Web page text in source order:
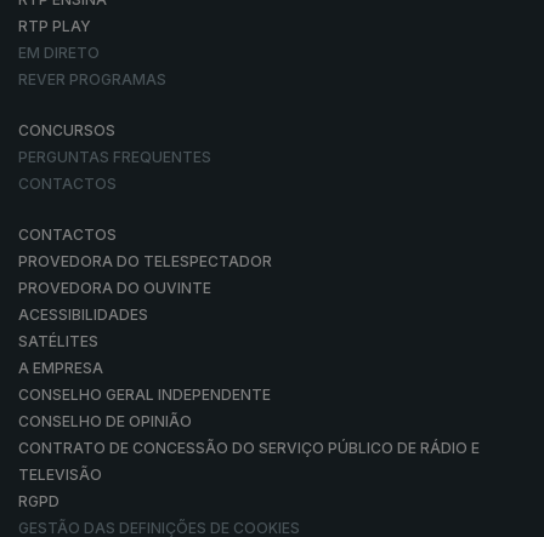
RTP PLAY
EM DIRETO
REVER PROGRAMAS
CONCURSOS
PERGUNTAS FREQUENTES
CONTACTOS
CONTACTOS
PROVEDORA DO TELESPECTADOR
PROVEDORA DO OUVINTE
ACESSIBILIDADES
SATÉLITES
A EMPRESA
CONSELHO GERAL INDEPENDENTE
CONSELHO DE OPINIÃO
CONTRATO DE CONCESSÃO DO SERVIÇO PÚBLICO DE RÁDIO E
TELEVISÃO
RGPD
GESTÃO DAS DEFINIÇÕES DE COOKIES